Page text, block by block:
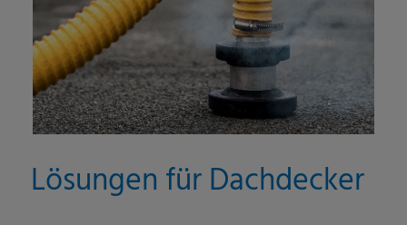
Lösungen für Dachdecker